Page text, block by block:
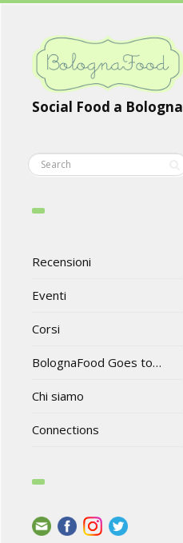
Social Food a Bologna
Recensioni
Eventi
Corsi
BolognaFood Goes to…
Chi siamo
Connections